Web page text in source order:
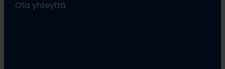
Ota yhteyttä